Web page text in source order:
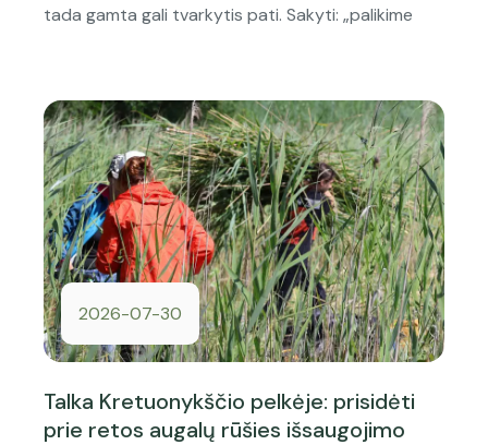
tada gamta gali tvarkytis pati. Sakyti: „palikime
2026-07-30
Talka Kretuonykščio pelkėje: prisidėti
prie retos augalų rūšies išsaugojimo